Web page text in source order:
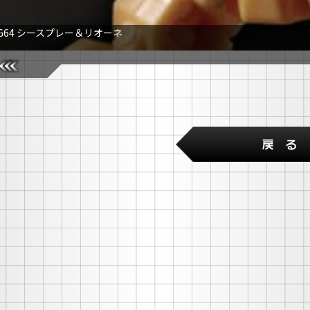
シースプレー＆リオーネ